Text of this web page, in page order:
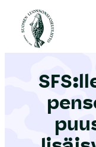
Etusivu